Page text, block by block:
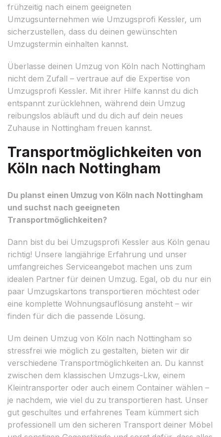
frühzeitig nach einem geeigneten
Umzugsunternehmen wie Umzugsprofi Kessler, um
sicherzustellen, dass du deinen gewünschten
Umzugstermin einhalten kannst.
Überlasse deinen Umzug von Köln nach Nottingham
nicht dem Zufall – vertraue auf die Expertise von
Umzugsprofi Kessler. Mit ihrer Hilfe kannst du dich
entspannt zurücklehnen, während dein Umzug
reibungslos abläuft und du dich auf dein neues
Zuhause in Nottingham freuen kannst.
Transportmöglichkeiten von
Köln nach Nottingham
Du planst einen Umzug von Köln nach Nottingham
und suchst nach geeigneten
Transportmöglichkeiten?
Dann bist du bei Umzugsprofi Kessler aus Köln genau
richtig! Unsere langjährige Erfahrung und unser
umfangreiches Serviceangebot machen uns zum
idealen Partner für deinen Umzug. Egal, ob du nur ein
paar Umzugskartons transportieren möchtest oder
eine komplette Wohnungsauflösung ansteht – wir
finden für dich die passende Lösung.
Um deinen Umzug von Köln nach Nottingham so
stressfrei wie möglich zu gestalten, bieten wir dir
verschiedene Transportmöglichkeiten an. Du kannst
zwischen dem klassischen Umzugs-Lkw, einem
Kleintransporter oder auch einem Container wählen –
je nachdem, wie viel du zu transportieren hast. Unser
gut geschultes und erfahrenes Team kümmert sich
professionell um den sicheren Transport deiner Möbel